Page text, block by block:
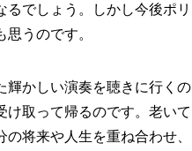
でしょう。しかし今後ポリ
うのです。
輝かしい演奏を聴きに行くの
け取って帰るのです。老いて
将来や人生を重ね合わせ、